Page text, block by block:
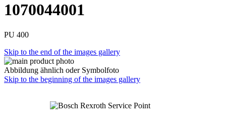
1070044001
PU 400
Skip to the end of the images gallery
Abbildung ähnlich oder Symbolfoto
Skip to the beginning of the images gallery